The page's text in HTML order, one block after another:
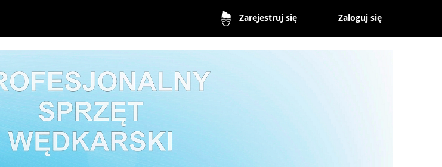
Zarejestruj się Zaloguj się